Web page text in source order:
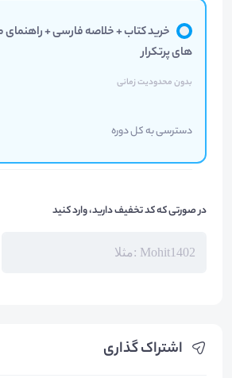
اشتراک گذاری
خرید کتاب + خلاصه فارسی +
های پرتکرار
بدون محدودیت زمانی
دسترسی به کل دوره
در صورتی که کد تخفیف دارید، وارد کنید